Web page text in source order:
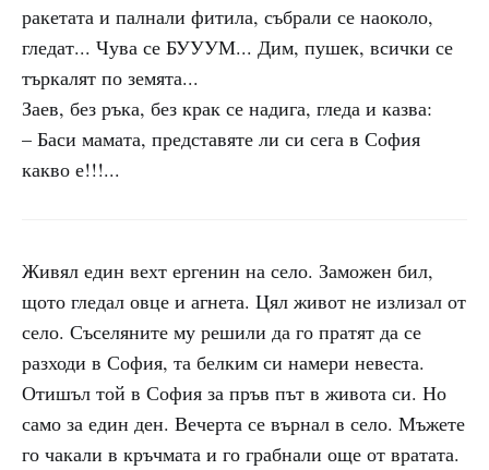
ракетата и палнали фитила, събрали се наоколо,
гледат... Чува се БУУУМ... Дим, пушек, всички се
търкалят по земята...
Заев, без ръка, без крак се надига, гледа и казва:
– Баси мамата, представяте ли си сега в София
какво е!!!...
Живял един вехт ергенин на село. Заможен бил,
щото гледал овце и агнета. Цял живот не излизал от
село. Съселяните му решили да го пратят да се
разходи в София, та белким си намери невеста.
Отишъл той в София за пръв път в живота си. Но
само за един ден. Вечерта се върнал в село. Мъжете
го чакали в кръчмата и го грабнали още от вратата.